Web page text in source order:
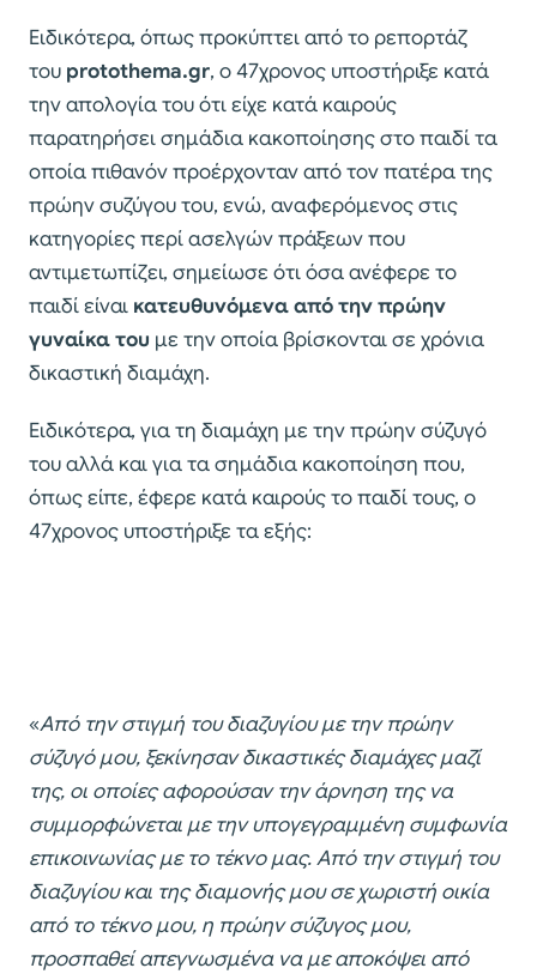
Ειδικότερα, όπως προκύπτει από το ρεπορτάζ
του protothema.gr, ο 47χρονος υποστήριξε κατά
την απολογία του ότι είχε κατά καιρούς
παρατηρήσει σημάδια κακοποίησης στο παιδί τα
οποία πιθανόν προέρχονταν από τον πατέρα της
πρώην συζύγου του, ενώ, αναφερόμενος στις
κατηγορίες περί ασελγών πράξεων που
αντιμετωπίζει, σημείωσε ότι όσα ανέφερε το
παιδί είναι κατευθυνόμενα από την πρώην
γυναίκα του με την οποία βρίσκονται σε χρόνια
δικαστική διαμάχη.
Ειδικότερα, για τη διαμάχη με την πρώην σύζυγό
του αλλά και για τα σημάδια κακοποίηση που,
όπως είπε, έφερε κατά καιρούς το παιδί τους, ο
47χρονος υποστήριξε τα εξής:
«Από την στιγμή του διαζυγίου με την πρώην
σύζυγό μου, ξεκίνησαν δικαστικές διαμάχες μαζί
της, οι οποίες αφορούσαν την άρνηση της να
συμμορφώνεται με την υπογεγραμμένη συμφωνία
επικοινωνίας με το τέκνο μας. Από την στιγμή του
διαζυγίου και της διαμονής μου σε χωριστή οικία
από το τέκνο μου, η πρώην σύζυγος μου,
προσπαθεί απεγνωσμένα να με αποκόψει από